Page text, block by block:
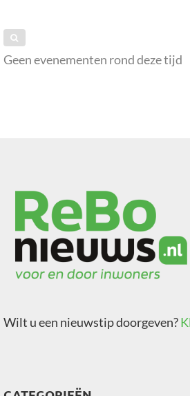
Geen evenementen rond deze tijd
Wilt u een nieuwstip doorgeven?